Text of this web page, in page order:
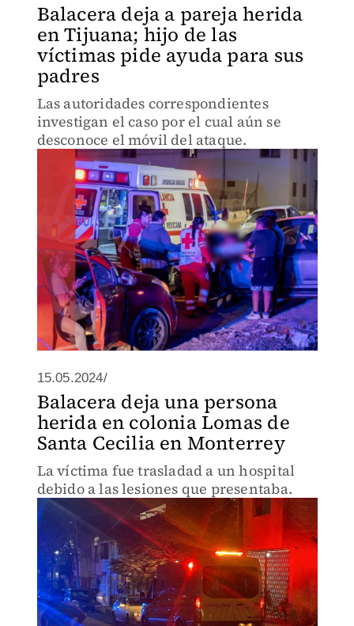
Balacera deja a pareja herida
en Tijuana; hijo de las
víctimas pide ayuda para sus
padres
Las autoridades correspondientes
investigan el caso por el cual aún se
desconoce el móvil del ataque.
15.05.2024/
Balacera deja una persona
herida en colonia Lomas de
Santa Cecilia en Monterrey
La víctima fue trasladad a un hospital
debido a las lesiones que presentaba.